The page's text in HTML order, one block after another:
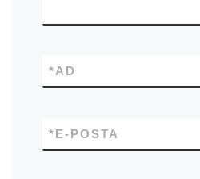
AD
*
E-POSTA
*